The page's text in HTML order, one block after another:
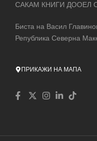
САКАМ КНИГИ ДООЕЛ
Биста на Васил
Република Северна
ПРИКАЖИ НА МАПА